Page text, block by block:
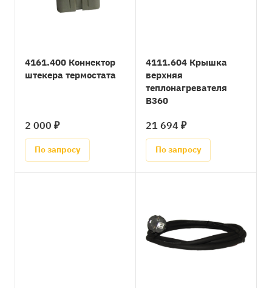
4161.400 Коннектор
штекера термостата
2 000 ₽
По запросу
4111.604 Крышка
верхняя
теплонагревателя
B360
21 694 ₽
По запросу